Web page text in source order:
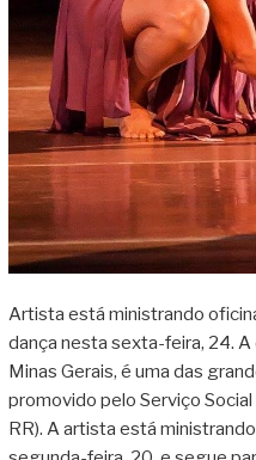
Artista está ministrando
dança nesta sexta-feira, 24. A
Minas Gerais, é uma das
promovido pelo Serviço
RR). A artista está